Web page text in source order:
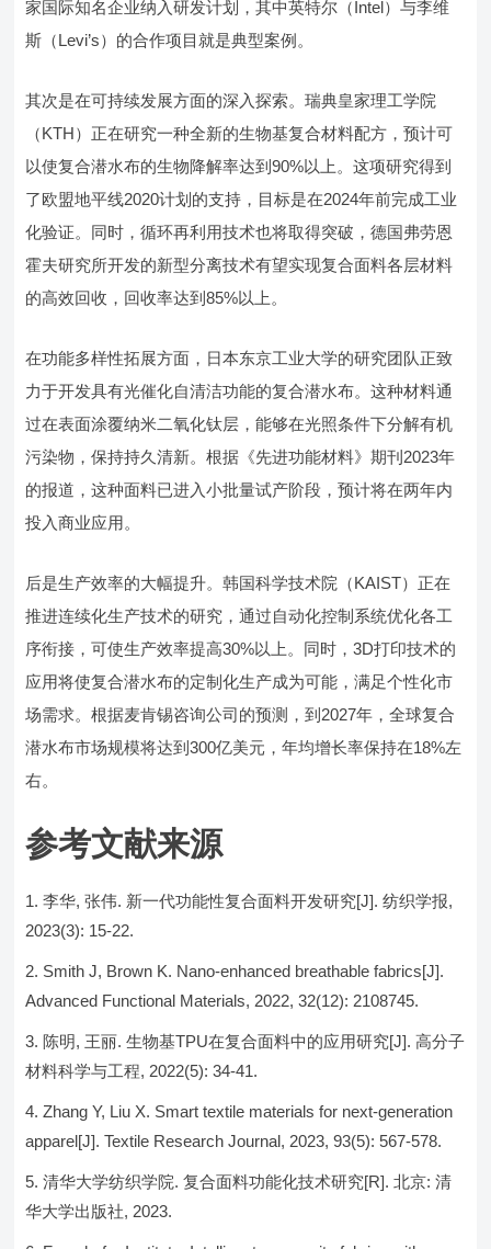
家国际知名企业纳入研发计划，其中英特尔（Intel）与李维
斯（Levi’s）的合作项目就是典型案例。
其次是在可持续发展方面的深入探索。瑞典皇家理工学院
（KTH）正在研究一种全新的生物基复合材料配方，预计可
以使复合潜水布的生物降解率达到90%以上。这项研究得到
了欧盟地平线2020计划的支持，目标是在2024年前完成工业
化验证。同时，循环再利用技术也将取得突破，德国弗劳恩
霍夫研究所开发的新型分离技术有望实现复合面料各层材料
的高效回收，回收率达到85%以上。
在功能多样性拓展方面，日本东京工业大学的研究团队正致
力于开发具有光催化自清洁功能的复合潜水布。这种材料通
过在表面涂覆纳米二氧化钛层，能够在光照条件下分解有机
污染物，保持持久清新。根据《先进功能材料》期刊2023年
的报道，这种面料已进入小批量试产阶段，预计将在两年内
投入商业应用。
后是生产效率的大幅提升。韩国科学技术院（KAIST）正在
推进连续化生产技术的研究，通过自动化控制系统优化各工
序衔接，可使生产效率提高30%以上。同时，3D打印技术的
应用将使复合潜水布的定制化生产成为可能，满足个性化市
场需求。根据麦肯锡咨询公司的预测，到2027年，全球复合
潜水布市场规模将达到300亿美元，年均增长率保持在18%左
右。
参考文献来源
李华, 张伟. 新一代功能性复合面料开发研究[J]. 纺织学报,
2023(3): 15-22.
Smith J, Brown K. Nano-enhanced breathable fabrics[J].
Advanced Functional Materials, 2022, 32(12): 2108745.
陈明, 王丽. 生物基TPU在复合面料中的应用研究[J]. 高分子
材料科学与工程, 2022(5): 34-41.
Zhang Y, Liu X. Smart textile materials for next-generation
apparel[J]. Textile Research Journal, 2023, 93(5): 567-578.
清华大学纺织学院. 复合面料功能化技术研究[R]. 北京: 清
华大学出版社, 2023.